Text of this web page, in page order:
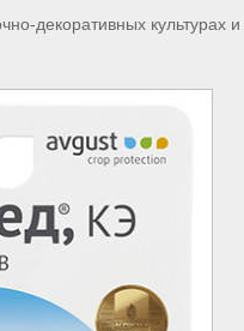
декоративных культурах